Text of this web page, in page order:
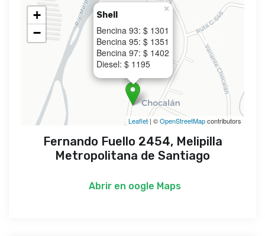
Shell
Bencina 93: $ 1301
Bencina 95: $ 1351
Bencina 97: $ 1402
Diesel: $ 1195
×
+
−
Leaflet | ©OpenStreetMapcontributors
Fernando Fuello 2454, Melipilla
Metropolitana de Santiago
Abrir en oogle Maps